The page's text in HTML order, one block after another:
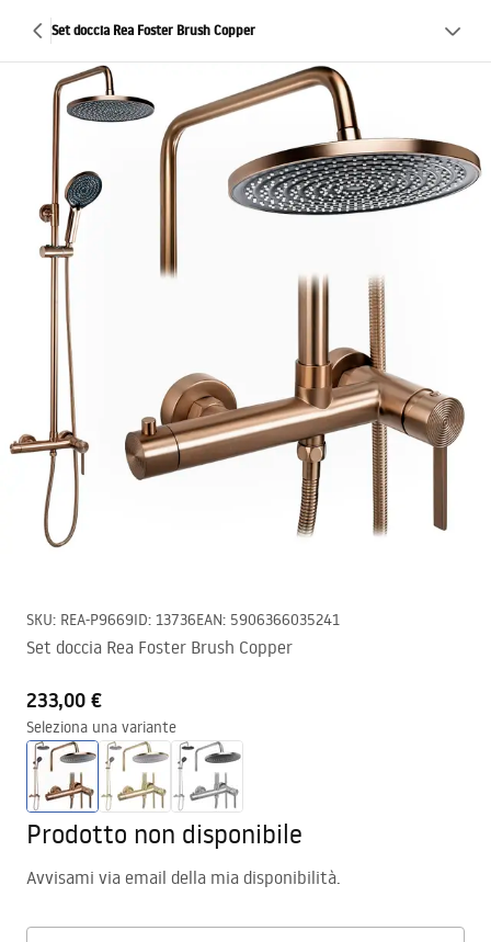
Set doccia Rea Foster Brush Copper
SKU: REA-P9669ID: 13736EAN: 5906366035241
Set doccia Rea Foster Brush Copper
233,00 €
Seleziona una variante
Prodotto non disponibile
Avvisami via email della mia disponibilità.